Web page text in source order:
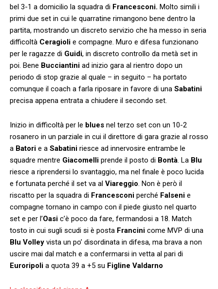
bel 3-1 a domicilio la squadra di Francesconi. Molto simili i
primi due set in cui le quarratine rimangono bene dentro la
partita, mostrando un discreto servizio che ha messo in seria
difficoltà Ceragioli e compagne. Muro e difesa funzionano
per le ragazze di Guidi, in discreto controllo da metà set in
poi. Bene Bucciantini ad inizio gara al rientro dopo un
periodo di stop grazie al quale – in seguito – ha portato
comunque il coach a farla riposare in favore di una Sabatini
precisa appena entrata a chiudere il secondo set.
Inizio in difficoltà per le blues nel terzo set con un 10-2
rosanero in un parziale in cui il direttore di gara grazie al rosso
a Batori e a Sabatini riesce ad innervosire entrambe le
squadre mentre Giacomelli prende il posto di Bontà. La Blu
riesce a riprendersi lo svantaggio, ma nel finale è poco lucida
e fortunata perché il set va al Viareggio. Non è però il
riscatto per la squadra di Francesconi perché Falseni e
compagne tornano in campo con il piede giusto nel quarto
set e per l’Oasi c’è poco da fare, fermandosi a 18. Match
tosto in cui sugli scudi si è posta Francini come MVP di una
Blu Volley vista un po’ disordinata in difesa, ma brava a non
uscire mai dal match e a confermarsi in vetta al pari di
Euroripoli a quota 39 a +5 su Figline Valdarno